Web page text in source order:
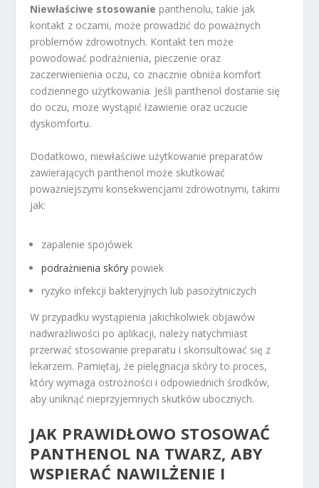
Niewłaściwe stosowanie panthenolu, takie jak
kontakt z oczami, może prowadzić do poważnych
problemów zdrowotnych. Kontakt ten może
powodować podrażnienia, pieczenie oraz
zaczerwienienia oczu, co znacznie obniża komfort
codziennego użytkowania. Jeśli panthenol dostanie się
do oczu, może wystąpić łzawienie oraz uczucie
dyskomfortu.
Dodatkowo, niewłaściwe użytkowanie preparatów
zawierających panthenol może skutkować
poważniejszymi konsekwencjami zdrowotnymi, takimi
jak:
zapalenie spojówek
podrażnienia skóry powiek
ryzyko infekcji bakteryjnych lub pasożytniczych
W przypadku wystąpienia jakichkolwiek objawów
nadwrażliwości po aplikacji, należy natychmiast
przerwać stosowanie preparatu i skonsultować się z
lekarzem. Pamiętaj, że pielęgnacja skóry to proces,
który wymaga ostrożności i odpowiednich środków,
aby uniknąć nieprzyjemnych skutków ubocznych.
JAK PRAWIDŁOWO STOSOWAĆ
PANTHENOL NA TWARZ, ABY
WSPIERAĆ NAWILŻENIE I